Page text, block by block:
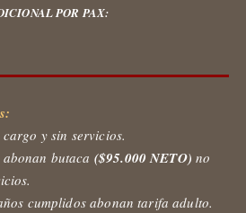
POR PAX:
y sin servicios.
butaca ($95.000 NETO) no
cumplidos abonan tarifa adulto.